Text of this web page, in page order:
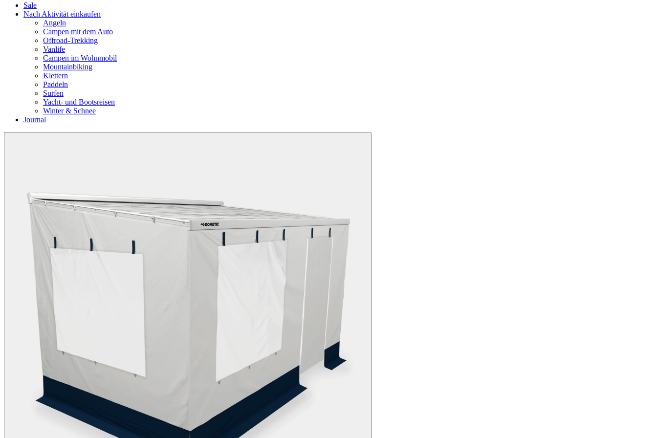
Sale
Nach Aktivität einkaufen
Angeln
Campen mit dem Auto
Offroad-Trekking
Vanlife
Campen im Wohnmobil
Mountainbiking
Klettern
Paddeln
Surfen
Yacht- und Bootsreisen
Winter & Schnee
Journal